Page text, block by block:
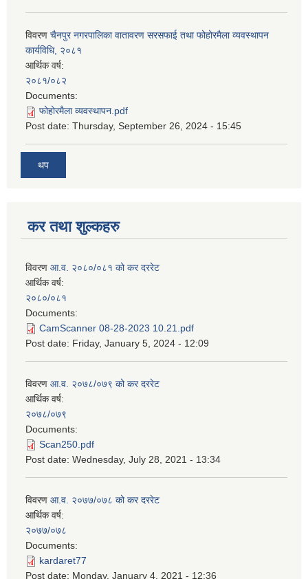
विवरण चैनपुर नगरपालिका वातावरण सरसफाई तथा फोहोरमैला व्यवस्थापन
कार्यविधि, २०८१
आर्थिक वर्ष:
२०८१/०८२
Documents:
फोहोरमैला व्यवस्थापन.pdf
Post date: Thursday, September 26, 2024 - 15:45
थप
कर तथा शुल्कहरु
विवरण आ.व. २०८०/०८१ को कर दररेट
आर्थिक वर्ष:
२०८०/०८१
Documents:
CamScanner 08-28-2023 10.21.pdf
Post date: Friday, January 5, 2024 - 12:09
विवरण आ.व. २०७८/०७९ को कर दररेट
आर्थिक वर्ष:
२०७८/०७९
Documents:
Scan250.pdf
Post date: Wednesday, July 28, 2021 - 13:34
विवरण आ.व. २०७७/०७८ को कर दररेट
आर्थिक वर्ष:
२०७७/०७८
Documents:
kardaret77
Post date: Monday, January 4, 2021 - 12:36